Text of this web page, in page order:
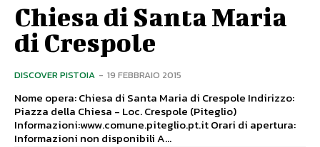
Chiesa di Santa Maria
di Crespole
DISCOVER PISTOIA - 19 FEBBRAIO 2015
Nome opera: Chiesa di Santa Maria di Crespole Indirizzo:
Piazza della Chiesa - Loc. Crespole (Piteglio)
Informazioni:www.comune.piteglio.pt.it Orari di apertura:
Informazioni non disponibili A...